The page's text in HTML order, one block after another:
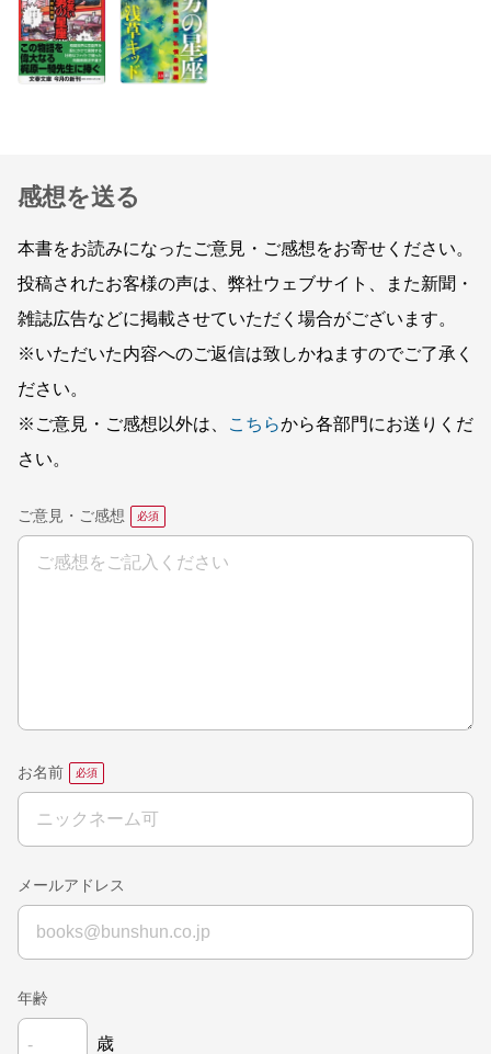
感想を送る
本書をお読みになったご意見・ご感想をお寄せください。
投稿されたお客様の声は、弊社ウェブサイト、また新聞・
雑誌広告などに掲載させていただく場合がございます。
※いただいた内容へのご返信は致しかねますのでご了承く
ださい。
※ご意見・ご感想以外は、
こちらから各部門にお送りくだ
さい。
ご意見・ご感想
お名前
メールアドレス
年齢
歳